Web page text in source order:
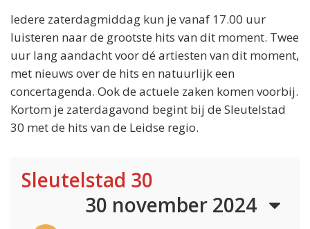
Iedere zaterdagmiddag kun je vanaf 17.00 uur
luisteren naar de grootste hits van dit moment. Twee
uur lang aandacht voor dé artiesten van dit moment,
met nieuws over de hits en natuurlijk een
concertagenda. Ook de actuele zaken komen voorbij.
Kortom je zaterdagavond begint bij de Sleutelstad
30 met de hits van de Leidse regio.
Sleutelstad 30
30 november 2024